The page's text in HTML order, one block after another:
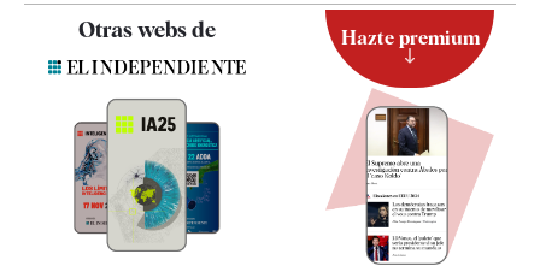
Contacto
Quiénes somos
Especificaciones
Otras webs de Hazte premium